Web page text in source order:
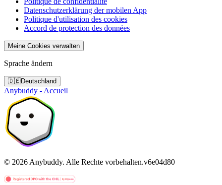
Datenschutzerklärung der mobilen App
Politique d'utilisation des cookies
Accord de protection des données
Meine Cookies verwalten
Sprache ändern
🇩🇪Deutschland
Anybuddy - Accueil
© 2026 Anybuddy. Alle Rechte vorbehalten.v6e04d80